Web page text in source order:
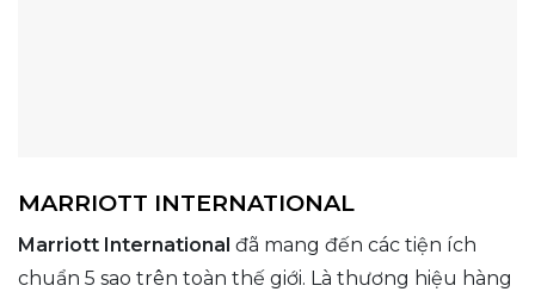
MARRIOTT INTERNATIONAL
Marriott International đã mang đến các tiện ích
chuẩn 5 sao trên toàn thế giới. Là thương hiệu hàng